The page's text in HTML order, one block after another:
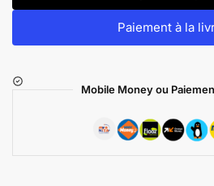
Paiement à la
Mobile Money ou